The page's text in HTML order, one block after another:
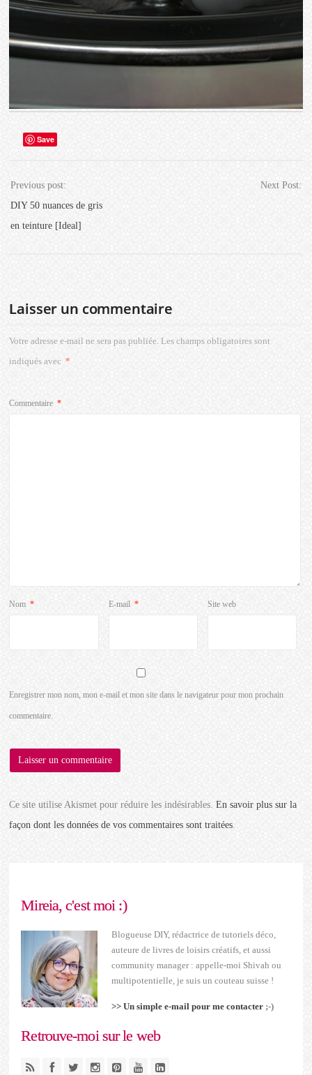
Save
Previous post:
DIY 50 nuances de gris
en teinture [Ideal]
Next Post:
Laisser un commentaire
Votre adresse e-mail ne sera pas publiée. Les champs obligatoires sont
indiqués avec *
Commentaire *
Nom * E-mail * Site web
Enregistrer mon nom, mon e-mail et mon site dans le navigateur pour mon prochain
commentaire.
Ce site utilise Akismet pour réduire les indésirables.En savoir plus sur la
façon dont les données de vos commentaires sont traitées.
Mireia, c'est moi :)
Blogueuse DIY, rédactrice de tutoriels déco,
auteure de livres de loisirs créatifs, et aussi
community manager : appelle-moi Shivah ou
multipotentielle, je suis un couteau suisse !
>> Un simple e-mail pour me contacter ;-)
Retrouve-moi sur le web